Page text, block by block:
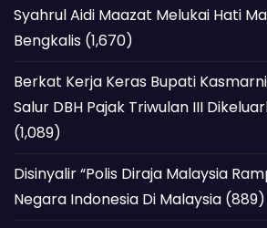
Syahrul Aidi Maazat Melukai Hati
Bengkalis (1,670)
Berkat Kerja Keras Bupati
Salur DBH Pajak Triwulan III
(1,089)
Disinyalir “Polis Diraja Malaysia
Negara Indonesia Di Malaysia (889)